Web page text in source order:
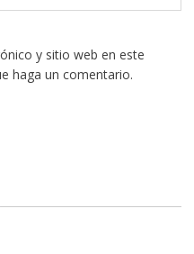
y sitio web en este
haga un comentario.